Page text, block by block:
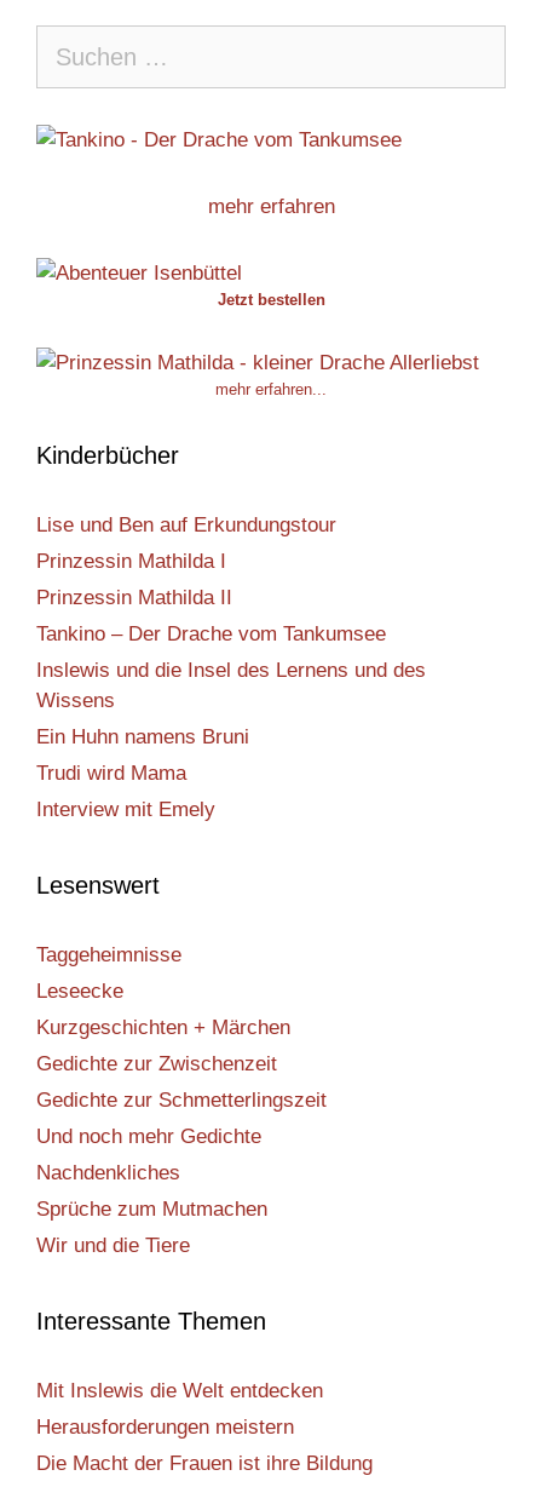
nach:
mehr erfahren
Jetzt bestellen
mehr erfahren...
Kinderbücher
Lise und Ben auf Erkundungstour
Prinzessin Mathilda I
Prinzessin Mathilda II
Tankino – Der Drache vom Tankumsee
Inslewis und die Insel des Lernens und des
Wissens
Ein Huhn namens Bruni
Trudi wird Mama
Interview mit Emely
Lesenswert
Taggeheimnisse
Leseecke
Kurzgeschichten + Märchen
Gedichte zur Zwischenzeit
Gedichte zur Schmetterlingszeit
Und noch mehr Gedichte
Nachdenkliches
Sprüche zum Mutmachen
Wir und die Tiere
Interessante Themen
Mit Inslewis die Welt entdecken
Herausforderungen meistern
Die Macht der Frauen ist ihre Bildung